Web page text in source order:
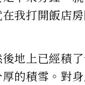
我打開飯店
地上已經積
的積雪。對